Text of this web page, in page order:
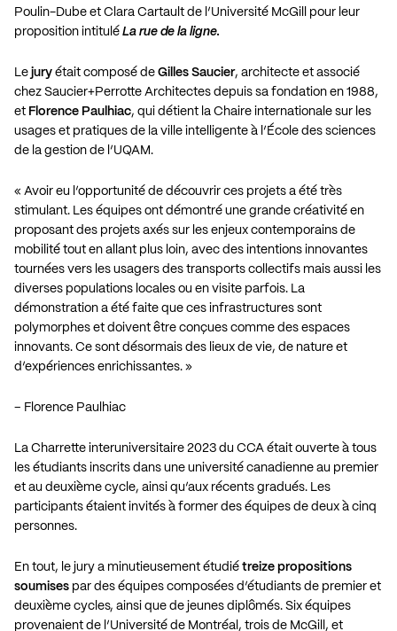
Poulin-Dube et Clara Cartault de l’Université McGill pour leur
proposition intitulé La rue de la ligne.
Le jury était composé de Gilles Saucier, architecte et associé
chez Saucier+Perrotte Architectes depuis sa fondation en 1988,
et Florence Paulhiac, qui détient la Chaire internationale sur les
usages et pratiques de la ville intelligente à l’École des sciences
de la gestion de l’UQAM.
« Avoir eu l’opportunité de découvrir ces projets a été très
stimulant. Les équipes ont démontré une grande créativité en
proposant des projets axés sur les enjeux contemporains de
mobilité tout en allant plus loin, avec des intentions innovantes
tournées vers les usagers des transports collectifs mais aussi les
diverses populations locales ou en visite parfois. La
démonstration a été faite que ces infrastructures sont
polymorphes et doivent être conçues comme des espaces
innovants. Ce sont désormais des lieux de vie, de nature et
d’expériences enrichissantes. »
– Florence Paulhiac
La Charrette interuniversitaire 2023 du CCA était ouverte à tous
les étudiants inscrits dans une université canadienne au premier
et au deuxième cycle, ainsi qu’aux récents gradués. Les
participants étaient invités à former des équipes de deux à cinq
personnes.
En tout, le jury a minutieusement étudié treize propositions
soumises par des équipes composées d’étudiants de premier et
deuxième cycles, ainsi que de jeunes diplômés. Six équipes
provenaient de l’Université de Montréal, trois de McGill, et